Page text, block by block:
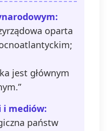
oparta
jest głównym
i mediów:
państw